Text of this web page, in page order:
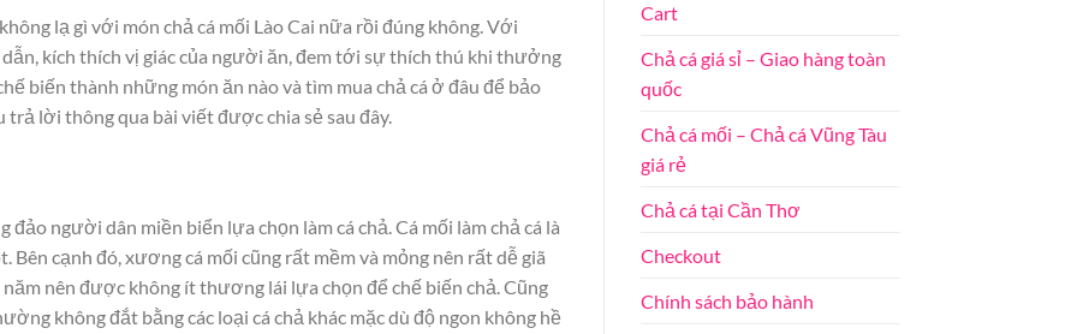
lạ gì với món chả cá mối Lào Cai nữa rồi đúng không. Với
kích thích vị giác của người ăn, đem tới sự thích thú khi thưởng
biến thành những món ăn nào và tìm mua chả cá ở đâu để bảo
lời thông qua bài viết được chia sẻ sau đây.
người dân miền biển lựa chọn làm cá chả. Cá mối làm chả cá là
cạnh đó, xương cá mối cũng rất mềm và mỏng nên rất dễ giã
nên được không ít thương lái lựa chọn để chế biến chả. Cũng
không đắt bằng các loại cá chả khác mặc dù độ ngon không hề
Cart
Chả cá giá sỉ – Giao hàng toàn
quốc
Chả cá mối – Chả cá Vũng Tàu
giá rẻ
Chả cá tại Cần Thơ
Checkout
Chính sách bảo hành